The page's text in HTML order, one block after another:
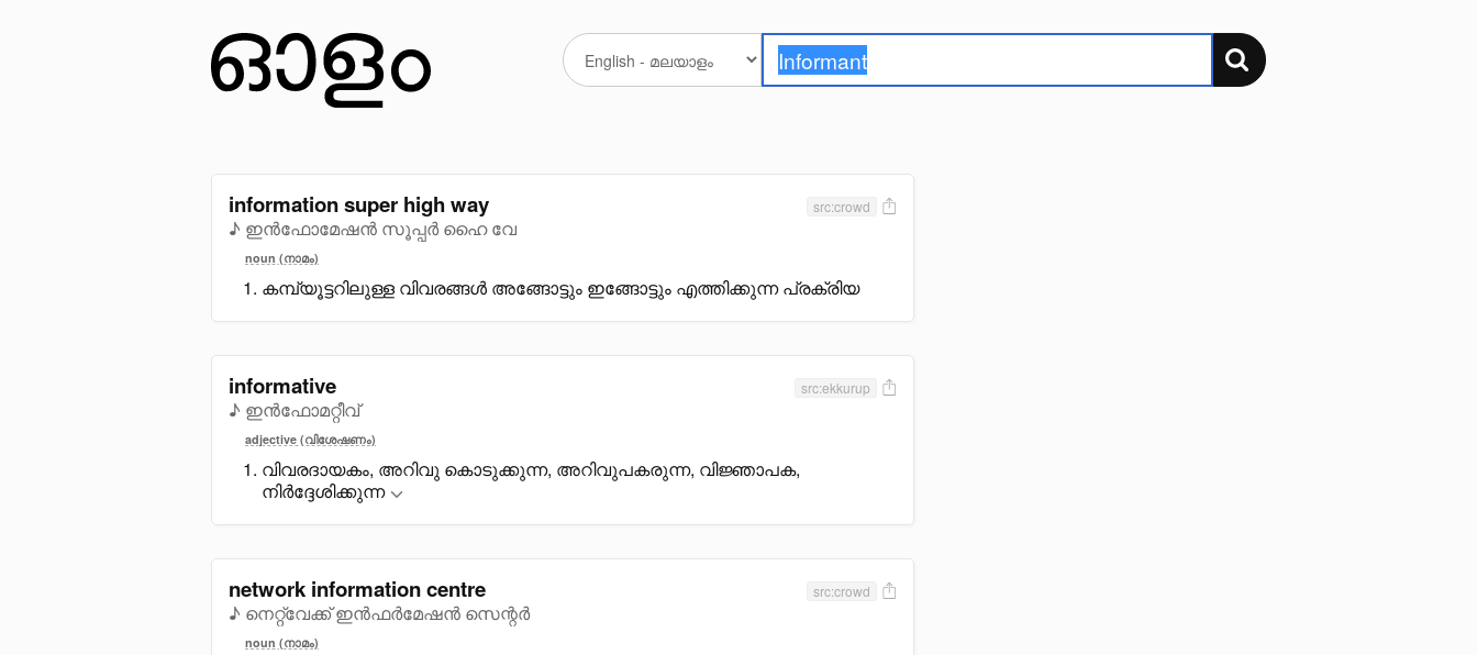
information super high way
♪ ഇൻഫോമേഷൻ സൂപ്പർ ഹൈ വേ
src:crowd
noun (നാമം)
കമ്പ്യൂട്ടറിലുള്ള വിവരങ്ങൾ അങ്ങോട്ടും ഇങ്ങോട്ടും എത്തിക്കുന്ന പ്രക്രിയ
informative
♪ ഇൻഫോമറ്റീവ്
src:ekkurup
adjective (വിശേഷണം)
വിവരദായകം, അറിവു കൊടുക്കുന്ന, അറിവുപകരുന്ന, വിജ്ഞാപക,
നിർദ്ദേശിക്കുന്ന
network information centre
♪ നെറ്റ്വേക്ക് ഇൻഫർമേഷൻ സെന്റർ
src:crowd
noun (നാമം)